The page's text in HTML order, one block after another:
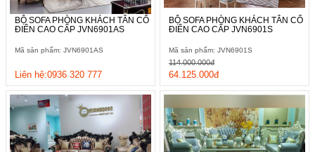
BỘ SOFA PHÒNG KHÁCH TÂN CỔ
ĐIỂN CAO CẤP JVN6901AS
Mã sản phẩm: JVN6901AS
Liên hệ:0936 320 777
BỘ SOFA PHÒNG KHÁCH TÂN CỔ
ĐIỂN CAO CẤP JVN6901S
Mã sản phẩm: JVN6901S
64.125.000đ
114.000.000đ